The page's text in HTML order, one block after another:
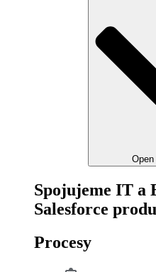
Spojujeme IT a
Salesforce
Procesy